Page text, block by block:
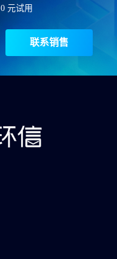
0 元试用
联系销售